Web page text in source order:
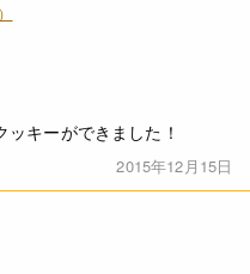
キーができました！
2015年12月15日